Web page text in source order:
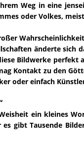
Weg in eine
oder Volkes,
änderte sich
Bildwerke perfekt
Kontakt zu den
oder einfach
ein kleines
gibt Tausende